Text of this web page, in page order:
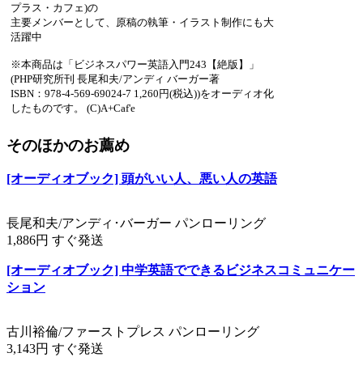
プラス・カフェ)の
主要メンバーとして、原稿の執筆・イラスト制作にも大
活躍中
※本商品は「ビジネスパワー英語入門243【絶版】」
(PHP研究所刊 長尾和夫/アンディ バーガー著
ISBN：978-4-569-69024-7 1,260円(税込))をオーディオ化
したものです。 (C)A+Caf'e
そのほかのお薦め
[オーディオブック] 頭がいい人、悪い人の英語
長尾和夫/アンディ･バーガー パンローリング
1,886円 すぐ発送
[オーディオブック] 中学英語でできるビジネスコミュニケー
ション
古川裕倫/ファーストプレス パンローリング
3,143円 すぐ発送